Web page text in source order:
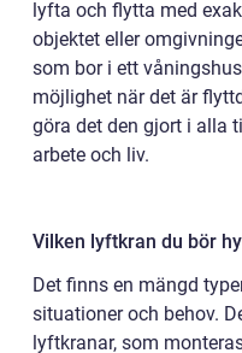
lyfta och flytta med
objektet eller
som bor i ett
möjlighet när det är
göra det den gjort i alla
arbete och liv.
Vilken lyftkran du bör
Det finns en mängd
situationer och behov.
lyftkranar, som